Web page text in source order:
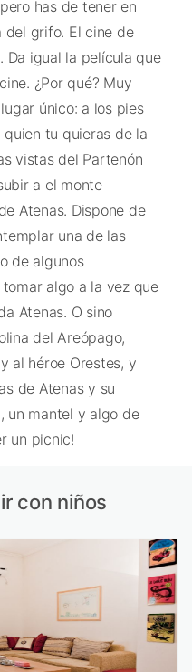
has de tener en
del grifo. El cine de
Da igual la película que
¿Por qué? Muy
único: a los pies
tu quieras de la
vistas del Partenón
a el monte
Atenas. Dispone de
una de las
de algunos
algo a la vez que
Atenas. O sino
del Areópago,
al héroe Orestes, y
de Atenas y su
un mantel y algo de
un picnic!
con niños